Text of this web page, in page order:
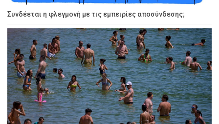
Συνδέεται η φλεγμονή με τις εμπειρίες αποσύνδεσης;